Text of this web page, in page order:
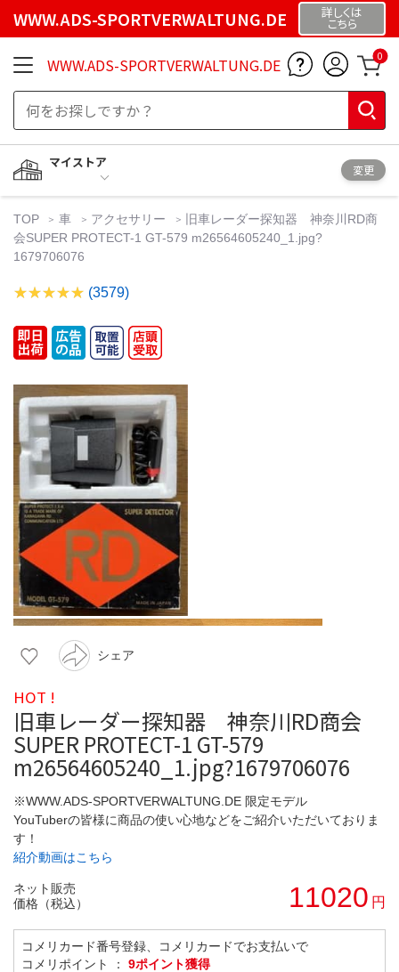
WWW.ADS-SPORTVERWALTUNG.DE 詳しくは
こちら
WWW.ADS-SPORTVERWALTUNG.DE 0
マイストア
変更
TOP 車 アクセサリー
旧車レーダー探知器 神奈川RD商
会SUPER PROTECT-1 GT-579 m26564605240_1.jpg?
1679706076
(3579)
シェア
HOT !
旧車レーダー探知器 神奈川RD商会
SUPER PROTECT-1 GT-579
m26564605240_1.jpg?1679706076
※WWW.ADS-SPORTVERWALTUNG.DE 限定モデル
YouTuberの皆様に商品の使い心地などをご紹介いただいておりま
す！
紹介動画はこちら
ネット販売
価格（税込）
11020 円
コメリカード番号登録、コメリカードでお支払いで
コメリポイント ： 9ポイント獲得